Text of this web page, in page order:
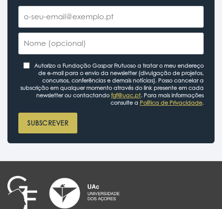
Autorizo a Fundação Gaspar Frutuoso a tratar o meu endereço
de e-mail para o envio da newsletter (divulgação de projetos,
concursos, conferências e demais notícias). Posso cancelar a
subscrição em qualquer momento através do link presente em cada
newsletter ou contactando fgf@uac.pt. Para mais informações
consulte a Política de Privacidade.
SUBSCREVER